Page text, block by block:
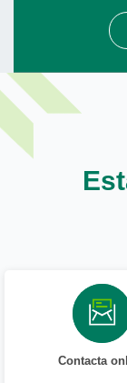
Contacta